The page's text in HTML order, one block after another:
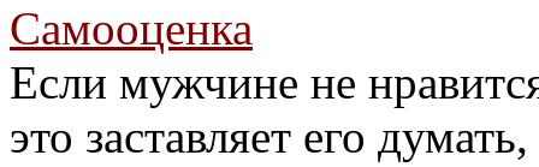
Самооценка
Если мужчине не
это заставляет его